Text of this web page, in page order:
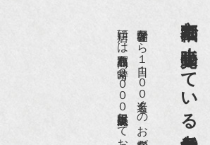
京都祇園で小売販売している
店頭には買取商品を常時２０００点以上展示販売しており、